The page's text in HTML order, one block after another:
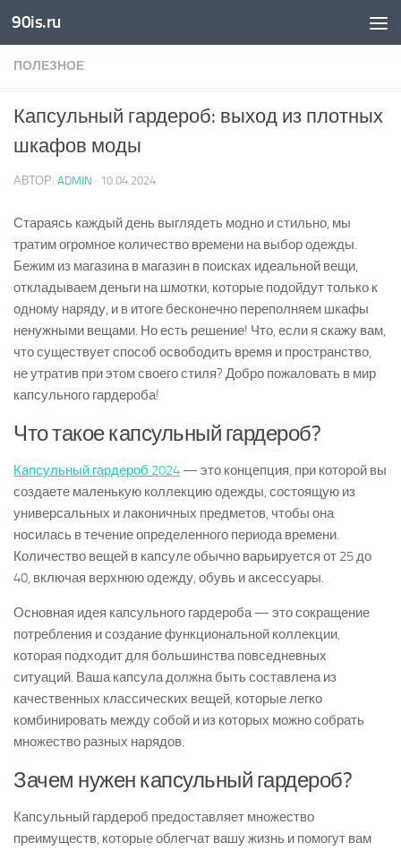
Skip to content
90is.ru
ПОЛЕЗНОЕ
Капсульный гардероб: выход из плотных
шкафов моды
АВТОР: ADMIN · 10.04.2024
Стараясь каждый день выглядеть модно и стильно, мы
тратим огромное количество времени на выбор одежды.
Бежим из магазина в магазин в поисках идеальной вещи,
откладываем деньги на шмотки, которые подойдут только к
одному наряду, и в итоге бесконечно переполняем шкафы
ненужными вещами. Но есть решение! Что, если я скажу вам,
что существует способ освободить время и пространство,
не утратив при этом своего стиля? Добро пожаловать в мир
капсульного гардероба!
Что такое капсульный гардероб?
Капсульный гардероб 2024 — это концепция, при которой вы
создаете маленькую коллекцию одежды, состоящую из
универсальных и лаконичных предметов, чтобы она
носилась в течение определенного периода времени.
Количество вещей в капсуле обычно варьируется от 25 до
40, включая верхнюю одежду, обувь и аксессуары.
Основная идея капсульного гардероба — это сокращение
потребления и создание функциональной коллекции,
которая подходит для большинства повседневных
ситуаций. Ваша капсула должна быть составлена из
качественных классических вещей, которые легко
комбинировать между собой и из которых можно собрать
множество разных нарядов.
Зачем нужен капсульный гардероб?
Капсульный гардероб предоставляет множество
преимуществ, которые облегчат вашу жизнь и помогут вам